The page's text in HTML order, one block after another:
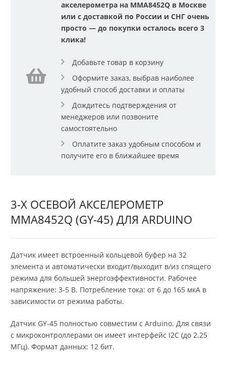
акселерометра на MMA8452Q в Москве
или с доставкой по России и СНГ очень
просто — до покупки осталось всего 3
клика!
Добавьте товар в корзину
Оформите заказ, выбрав наиболее
удобный способ доставки и оплаты
Дождитесь подтверждения от
менеджеров или позвоните
самостоятельно
Оплатите заказ удобным способом и
получите его в ближайшее время
3-Х ОСЕВОЙ АКСЕЛЕРОМЕТР
MMA8452Q (GY-45) ДЛЯ ARDUINO
Датчик имеет встроенный кольцевой буфер на 32
элемента и автоматически входит/выходит в/из спящего
режима для большей энергоэффективности. Рабочее
напряжение: 3-5 В. Потребление тока: от 6 до 165 мкА в
зависимости от режима работы.
Датчик GY-45 полностью совместим с Arduino. Для связи
с микроконтроллерами он имеет интерфейс I2C (до 2.25
МГц). Формат данных: 12 бит.